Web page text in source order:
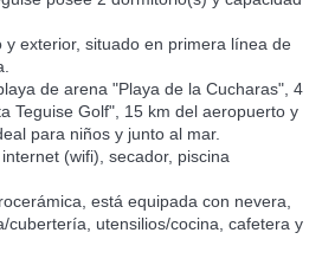
y exterior, situado en primera línea de
de arena "Playa de la Cucharas", 4
Teguise Golf", 15 km del aeropuerto y
para niños y junto al mar.
(wifi), secador, piscina
está equipada con nevera,
cubertería, utensilios/cocina, cafetera y